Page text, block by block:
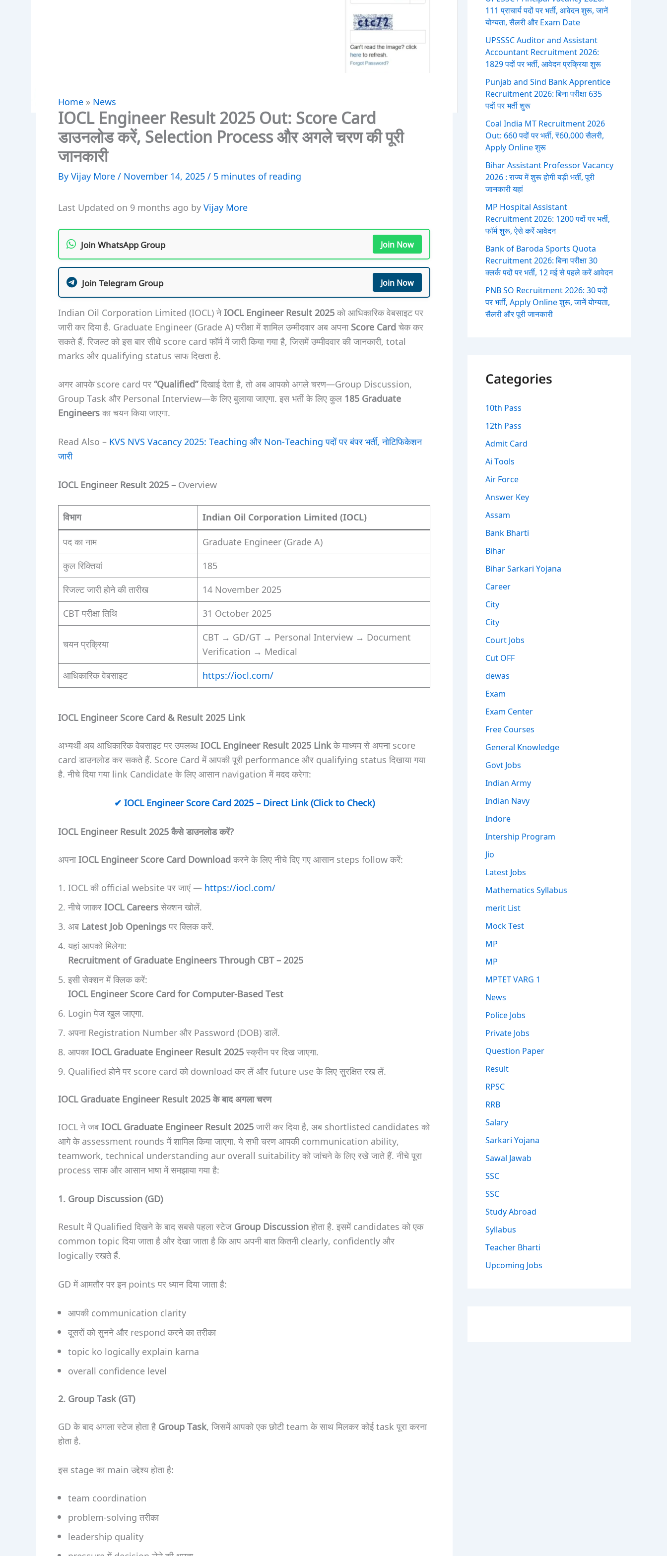
Home » News
IOCL Engineer Result 2025 Out: Score Card
डाउनलोड करें, Selection Process और अगले चरण की पूरी
जानकारी
ByVijay More/ November 14, 2025/ 5 minutes of reading
Last Updated on 9 months ago byVijay More
Join WhatsApp Group Join Now
Join Telegram Group Join Now
Indian Oil Corporation Limited (IOCL) नेIOCL Engineer Result 2025को आधिकारिक वेबसाइट पर
जारी कर दिया है. Graduate Engineer (Grade A) परीक्षा में शामिल उम्मीदवार अब अपनाScore Cardचेक कर
सकते हैं. रिजल्ट को इस बार सीधे score card फॉर्म में जारी किया गया है, जिसमें उम्मीदवार की जानकारी, total
marks और qualifying status साफ दिखता है.
अगर आपके score card पर“Qualified”दिखाई देता है, तो अब आपको अगले चरण—Group Discussion,
Group Task और Personal Interview—के लिए बुलाया जाएगा. इस भर्ती के लिए कुल 185 Graduate
Engineersका चयन किया जाएगा.
Read Also – KVS NVS Vacancy 2025: Teaching और Non-Teaching पदों पर बंपर भर्ती, नोटिफिकेशन
जारी
IOCL Engineer Result 2025 – Overview
विभाग Indian Oil Corporation Limited (IOCL)
पद का नाम
Graduate Engineer (Grade A)
कुल रिक्तियां
185
रिजल्ट जारी होने की तारीख
14 November 2025
CBT परीक्षा तिथि
31 October 2025
चयन प्रक्रिया
CBT → GD/GT → Personal Interview → Document
Verification → Medical
आधिकारिक वेबसाइट
https://iocl.com/
IOCL Engineer Score Card & Result 2025 Link
अभ्यर्थी अब आधिकारिक वेबसाइट पर उपलब्धIOCL Engineer Result 2025 Linkके माध्यम से अपना score
card डाउनलोड कर सकते हैं. Score Card में आपकी पूरी performance और qualifying status दिखाया गया
है. नीचे दिया गया link Candidate के लिए आसान navigation में मदद करेगा:
✔ IOCL Engineer Score Card 2025 – Direct Link (Click to Check)
IOCL Engineer Result 2025 कैसे डाउनलोड करें?
अपनाIOCL Engineer Score Card Downloadकरने के लिए नीचे दिए गए आसान steps follow करें:
IOCL की official website पर जाएं — https://iocl.com/
नीचे जाकरIOCL Careersसेक्शन खोलें.
अब Latest Job Openingsपर क्लिक करें.
यहां आपको मिलेगा:
Recruitment of Graduate Engineers Through CBT – 2025
इसी सेक्शन में क्लिक करें:
IOCL Engineer Score Card for Computer-Based Test
Login पेज खुल जाएगा.
अपना Registration Number और Password (DOB) डालें.
आपकाIOCL Graduate Engineer Result 2025स्क्रीन पर दिख जाएगा.
Qualified होने पर score card को download कर लें और future use के लिए सुरक्षित रख लें.
IOCL Graduate Engineer Result 2025 के बाद अगला चरण
IOCL ने जबIOCL Graduate Engineer Result 2025जारी कर दिया है, अब shortlisted candidates को
आगे के assessment rounds में शामिल किया जाएगा. ये सभी चरण आपकी communication ability,
teamwork, technical understanding aur overall suitability को जांचने के लिए रखे जाते हैं. नीचे पूरा
process साफ और आसान भाषा में समझाया गया है:
1. Group Discussion (GD)
Result में Qualified दिखने के बाद सबसे पहला स्टेज Group Discussionहोता है. इसमें candidates को एक
common topic दिया जाता है और देखा जाता है कि आप अपनी बात कितनी clearly, confidently और
logically रखते हैं.
GD में आमतौर पर इन points पर ध्यान दिया जाता है:
आपकी communication clarity
दूसरों को सुनने और respond करने का तरीका
topic ko logically explain karna
overall confidence level
2. Group Task (GT)
GD के बाद अगला स्टेज होता है Group Task, जिसमें आपको एक छोटी team के साथ मिलकर कोई task पूरा करना
होता है.
इस stage का main उद्देश्य होता है:
team coordination
problem-solving तरीका
leadership quality
111 प्राचार्य पदों पर भर्ती, आवेदन शुरू, जानें
योग्यता, सैलरी और Exam Date
UPSSSC Auditor and Assistant
Accountant Recruitment 2026:
1829 पदों पर भर्ती, आवेदन प्रक्रिया शुरू
Punjab and Sind Bank Apprentice
Recruitment 2026: बिना परीक्षा 635
पदों पर भर्ती शुरू
Coal India MT Recruitment 2026
Out: 660 पदों पर भर्ती, ₹60,000 सैलरी,
Apply Online शुरू
Bihar Assistant Professor Vacancy
2026 : राज्य में शुरू होगी बड़ी भर्ती, पूरी
जानकारी यहां
MP Hospital Assistant
Recruitment 2026: 1200 पदों पर भर्ती,
फॉर्म शुरू, ऐसे करें आवेदन
Bank of Baroda Sports Quota
Recruitment 2026: बिना परीक्षा 30
क्लर्क पदों पर भर्ती, 12 मई से पहले करें आवेदन
PNB SO Recruitment 2026: 30 पदों
पर भर्ती, Apply Online शुरू, जानें योग्यता,
सैलरी और पूरी जानकारी
Categories
10th Pass
12th Pass
Admit Card
Ai Tools
Air Force
Answer Key
Assam
Bank Bharti
Bihar
Bihar Sarkari Yojana
Career
City
City
Court Jobs
Cut OFF
dewas
Exam
Exam Center
Free Courses
General Knowledge
Govt Jobs
Indian Army
Indian Navy
Indore
Intership Program
Jio
Latest Jobs
Mathematics Syllabus
merit List
Mock Test
MP
MP
MPTET VARG 1
News
Police Jobs
Private Jobs
Question Paper
Result
RPSC
RRB
Salary
Sarkari Yojana
Sawal Jawab
SSC
SSC
Study Abroad
Syllabus
Teacher Bharti
Upcoming Jobs